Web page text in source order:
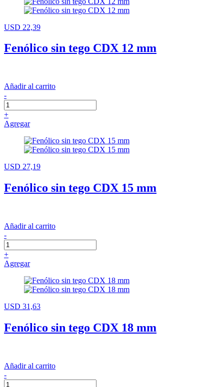
USD 22,39
Fenólico sin tego CDX 12 mm
Añadir al carrito
-
+
Agregar
USD 27,19
Fenólico sin tego CDX 15 mm
Añadir al carrito
-
+
Agregar
USD 31,63
Fenólico sin tego CDX 18 mm
Añadir al carrito
-